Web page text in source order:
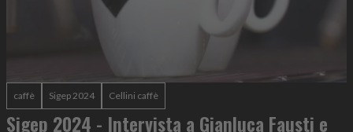
caffè Sigep 2024 Cellini caffè
Sigep 2024 - Intervista a Gianluca Fausti e